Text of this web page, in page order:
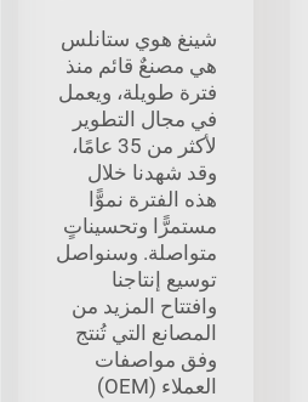
شينغ هوي ستانلس
هي مصنعٌ قائم منذ
فترة طويلة، ويعمل
في مجال التطوير
لأكثر من 35 عامًا،
وقد شهدنا خلال
هذه الفترة نموًّا
مستمرًّا وتحسيناتٍ
متواصلة. وسنواصل
توسيع إنتاجنا
وافتتاح المزيد من
المصانع التي تُنتج
وفق مواصفات
العملاء (OEM)